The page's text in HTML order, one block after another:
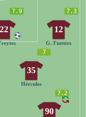
7.3
12
G. Fuentes
7.9
22
7
35
Hércules
7.2
90